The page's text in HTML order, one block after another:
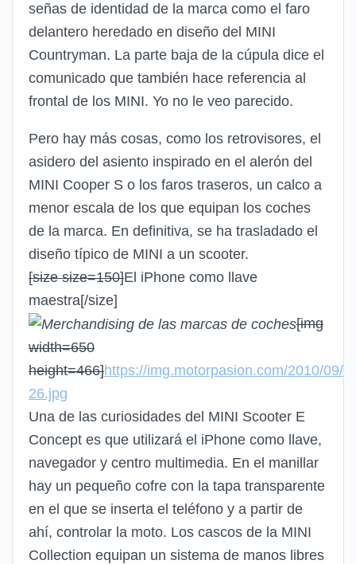
señas de identidad de la marca como el faro
delantero heredado en diseño del MINI
Countryman. La parte baja de la cúpula dice el
comunicado que también hace referencia al
frontal de los MINI. Yo no le veo parecido.
Pero hay más cosas, como los retrovisores, el
asidero del asiento inspirado en el alerón del
MINI Cooper S o los faros traseros, un calco a
menor escala de los que equipan los coches
de la marca. En definitiva, se ha trasladado el
diseño típico de MINI a un scooter.
[size size=150]El iPhone como llave
maestra[/size]
[img
width=650
height=466]https://img.motorpasion.com/2010/09/
26.jpg
Una de las curiosidades del MINI Scooter E
Concept es que utilizará el iPhone como llave,
navegador y centro multimedia. En el manillar
hay un pequeño cofre con la tapa transparente
en el que se inserta el teléfono y a partir de
ahí, controlar la moto. Los cascos de la MINI
Collection equipan un sistema de manos libres